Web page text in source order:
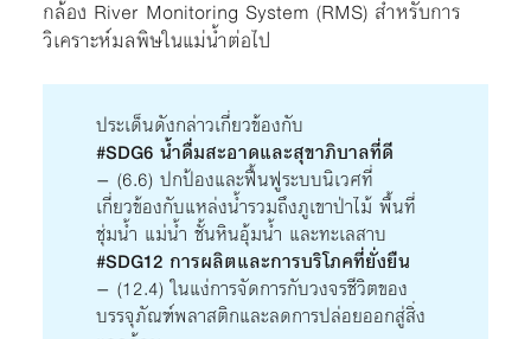
กล้อง River Monitoring System (RMS) สำหรับการ
วิเคราะห์มลพิษในแม่น้ำต่อไป
ประเด็นดังกล่าวเกี่ยวข้องกับ
#SDG6 น้ำดื่มสะอาดและสุขาภิบาลที่ดี
– (6.6) ปกป้องและฟื้นฟูระบบนิเวศที่
เกี่ยวข้องกับแหล่งน้ำรวมถึงภูเขาป่าไม้ พื้นที่
ชุ่มน้ำ แม่น้ำ ชั้นหินอุ้มน้ำ และทะเลสาบ
#SDG12 การผลิตและการบริโภคที่ยั่งยืน
– (12.4) ในแง่การจัดการกับวงจรชีวิตของ
บรรจุภัณฑ์พลาสติกและลดการปล่อยออกสู่สิ่ง